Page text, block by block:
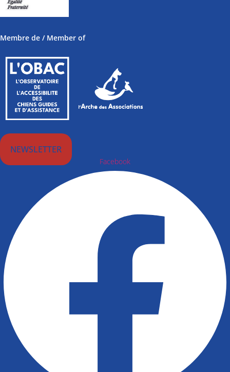
Membre de / Member of
NEWSLETTER
Facebook